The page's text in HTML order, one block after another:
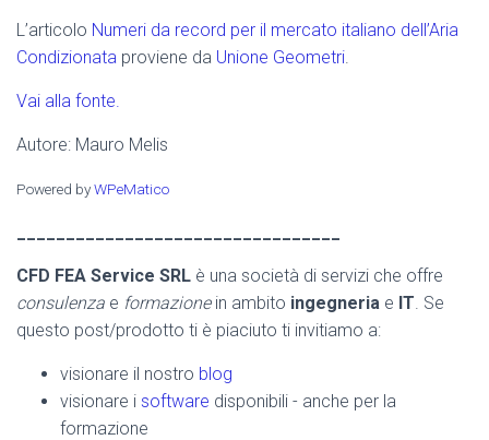
L’articolo Numeri da record per il mercato italiano dell’Aria
Condizionata proviene da Unione Geometri.
Vai alla fonte.
Autore: Mauro Melis
Powered byWPeMatico
CFD FEA Service SRL è una società di servizi che offre
consulenza e formazionein ambito ingegneria e IT. Se
questo post/prodotto ti è piaciuto ti invitiamo a:
visionare il nostro blog
visionare i software disponibili - anche per la
formazione